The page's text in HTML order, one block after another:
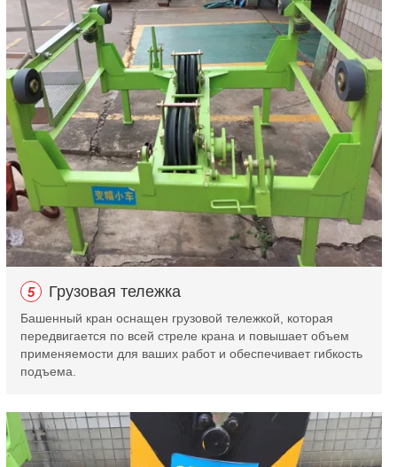
5 Грузовая тележка
Башенный кран оснащен грузовой тележкой, которая
передвигается по всей стреле крана и повышает объем
применяемости для ваших работ и обеспечивает гибкость
подъема.